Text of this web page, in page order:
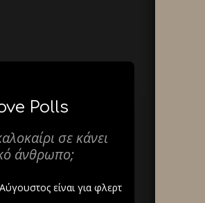
Polls
σε κάνει
άνθρωπο;
είναι για φλερτ